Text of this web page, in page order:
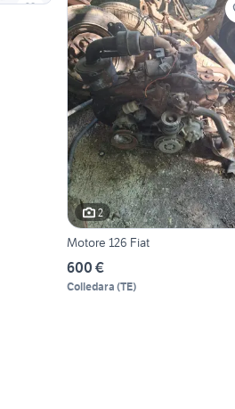
2
Motore 126 Fiat
600 €
Colledara (TE)